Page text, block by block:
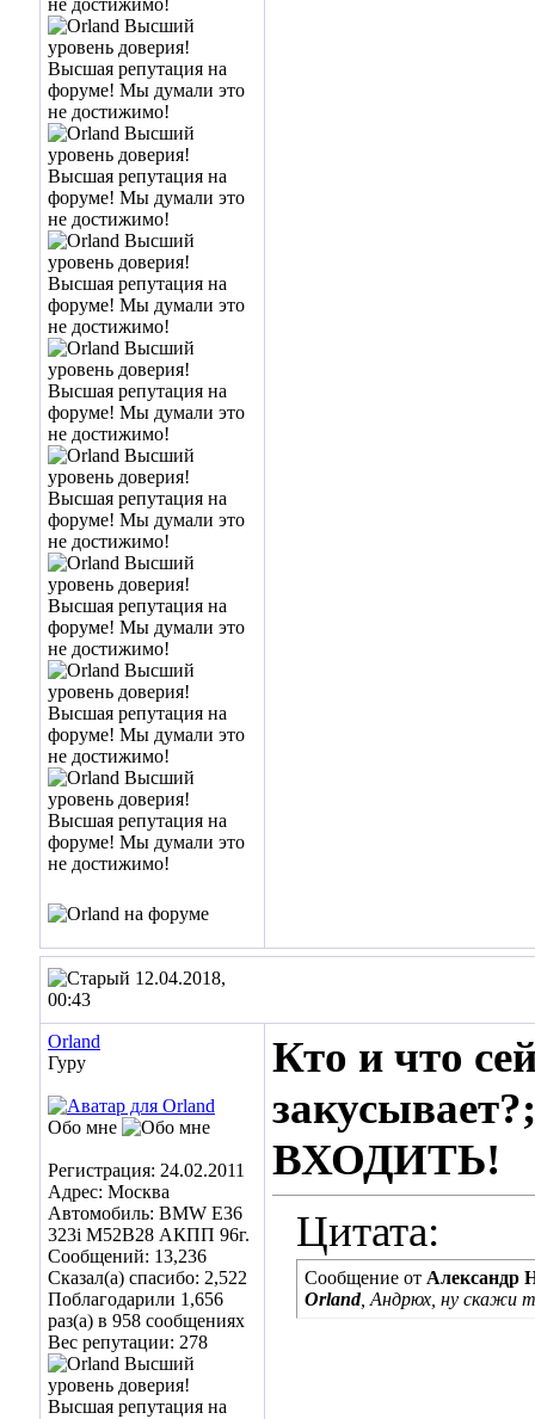
12.04.2018,
00:43
Orland
Гуру
Обо мне
Регистрация: 24.02.2011
Адрес: Москва
Автомобиль: BMW E36
323i M52B28 АКПП 96г.
Сообщений: 13,236
Сказал(а) спасибо: 2,522
Поблагодарили 1,656
раз(а) в 958 сообщениях
Вес репутации: 278
Кто и что
ВХОДИТЬ!
Цитата:
Сообщение от Александр
Orland, Андрюх, ну скажи